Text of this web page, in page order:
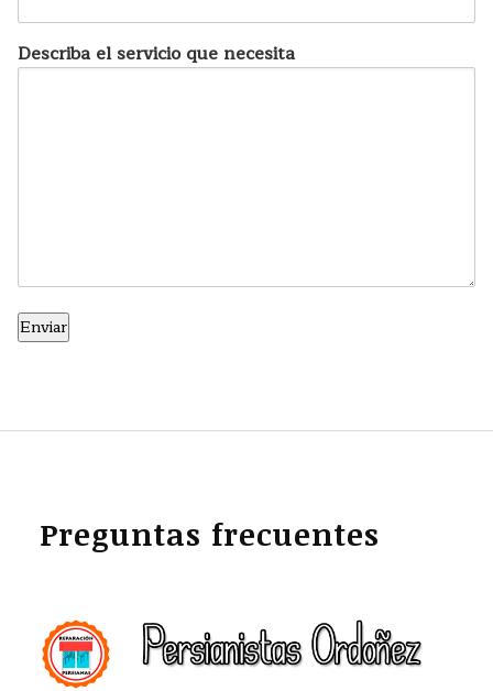
Describa el servicio que necesita
Preguntas frecuentes